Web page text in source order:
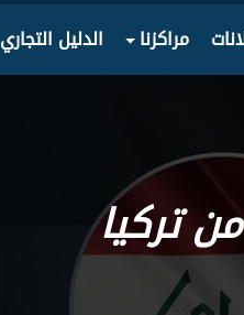
مراكزنا الدليل التجاري
تركيا